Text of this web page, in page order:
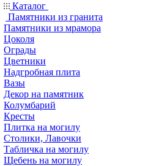
Каталог
Памятники из гранита
Памятники из мрамора
Цоколя
Ограды
Цветники
Надгробная плита
Вазы
Декор на памятник
Колумбарий
Кресты
Плитка на могилу
Столики, Лавочки
Табличка на могилу
Щебень на могилу